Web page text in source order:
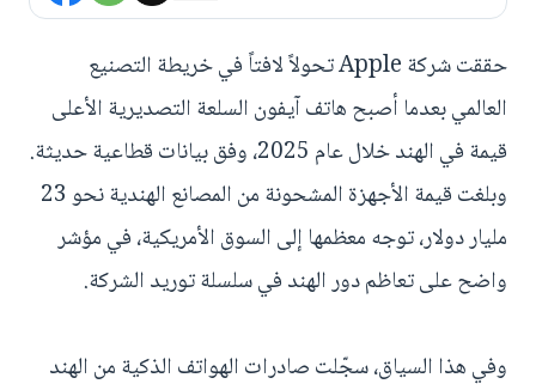
حققت شركة Apple تحولاً لافتاً في خريطة التصنيع
العالمي بعدما أصبح هاتف آيفون السلعة التصديرية الأعلى
قيمة في الهند خلال عام 2025، وفق بيانات قطاعية حديثة.
وبلغت قيمة الأجهزة المشحونة من المصانع الهندية نحو 23
مليار دولار، توجه معظمها إلى السوق الأمريكية، في مؤشر
واضح على تعاظم دور الهند في سلسلة توريد الشركة.
وفي هذا السياق، سجّلت صادرات الهواتف الذكية من الهند